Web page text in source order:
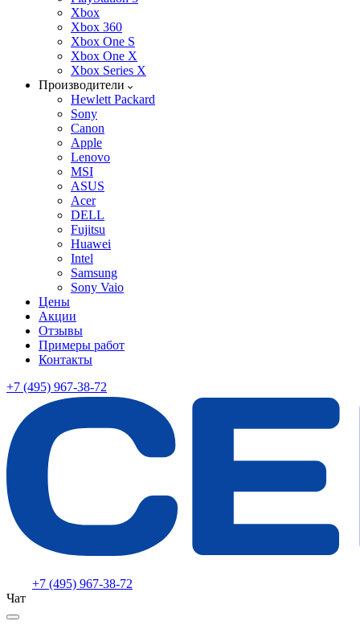
Xbox
Xbox 360
Xbox One S
Xbox One X
Xbox Series X
Производители
Hewlett Packard
Sony
Canon
Apple
Lenovo
MSI
ASUS
Acer
DELL
Fujitsu
Huawei
Intel
Samsung
Sony Vaio
Цены
Акции
Отзывы
Примеры работ
Контакты
+7 (495) 967-38-72
+7 (495) 967-38-72
Чат